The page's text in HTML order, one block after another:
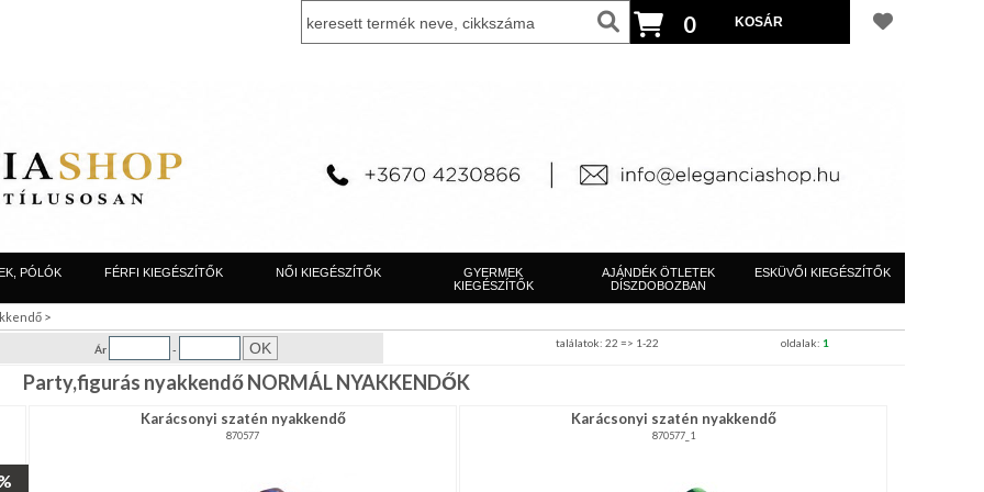
0
PÓLÓK FÉRFI KIEGÉSZÍTŐK NŐI KIEGÉSZÍTŐK
GYERMEK
KIEGÉSZÍTŐK
AJÁNDÉK ÖTLETEK
DÍSZDOBOZBAN
ESKÜVŐI KIEGÉSZÍTŐK
>
Ár - oldalak: 1
találatok: 22 => 1-22
Party,figurás nyakkendő NORMÁL NYAKKENDŐK
Karácsonyi szatén nyakkendő
870577
Karácsonyi szatén nyakkendő
870577_1